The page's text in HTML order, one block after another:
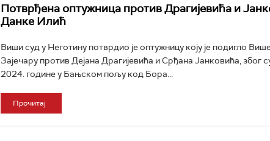
Потврђена оптужница против Драгијевића и
Данке Илић
Виши суд у Неготину потврдио је оптужницу коју је подигло
Зајечару против Дејана Драгијевића и Срђана Јанковића, због
2024. године у Бањском пољу код Бора...
Прочитај